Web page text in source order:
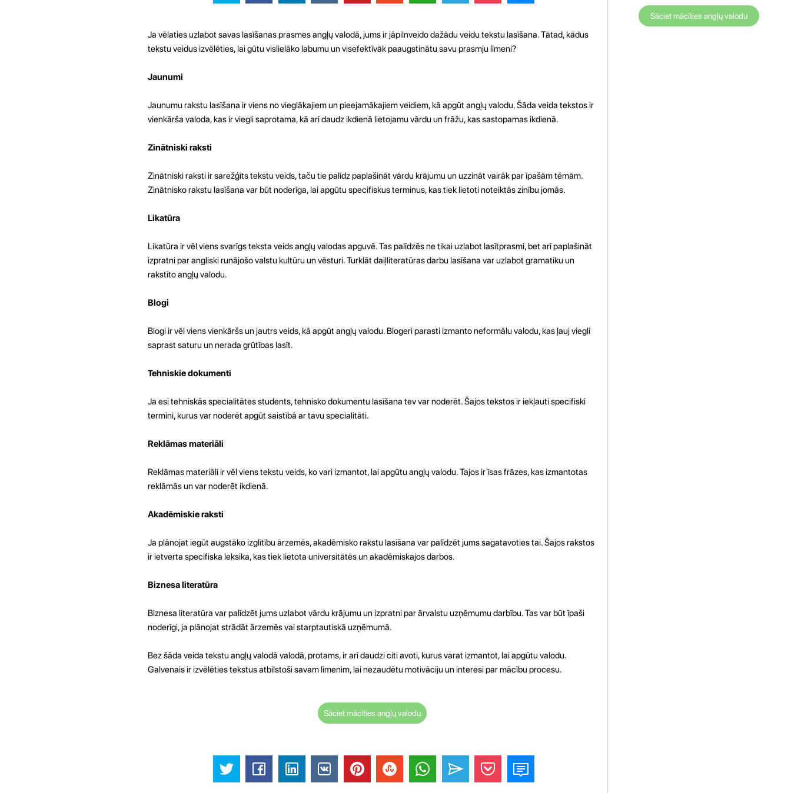
Ja vēlaties uzlabot savas lasīšanas prasmes angļų valodā, jums ir jāpilnveido dažādu veidu tekstu lasīšana. Tātad, kādus
tekstu veidus izvēlēties, lai gūtu vislielāko labumu un visefektīvāk paaugstinātu savu prasmju līmeni?
Jaunumi
Jaunumu rakstu lasīšana ir viens no vieglākajiem un pieejamākajiem veidiem, kā apgūt angļų valodu. Šāda veida tekstos ir
vienkārša valoda, kas ir viegli saprotama, kā arī daudz ikdienā lietojamu vārdu un frāžu, kas sastopamas ikdienā.
Zinātniski raksti
Zinātniski raksti ir sarežģīts tekstu veids, taču tie palīdz paplašināt vārdu krājumu un uzzināt vairāk par īpašām tēmām.
Zinātnisko rakstu lasīšana var būt noderīga, lai apgūtu specifiskus terminus, kas tiek lietoti noteiktās zinību jomās.
Likatūra
Likatūra ir vēl viens svarīgs teksta veids angļų valodas apguvē. Tas palīdzēs ne tikai uzlabot lasītprasmi, bet arī paplašināt
izpratni par angliski runājošo valstu kultūru un vēsturi. Turklāt daiļliteratūras darbu lasīšana var uzlabot gramatiku un
rakstīto angļų valodu.
Blogi
Blogi ir vēl viens vienkāršs un jautrs veids, kā apgūt angļų valodu. Blogeri parasti izmanto neformālu valodu, kas ļauj viegli
saprast saturu un nerada grūtības lasīt.
Tehniskie dokumenti
Ja esi tehniskās specialitātes students, tehnisko dokumentu lasīšana tev var noderēt. Šajos tekstos ir iekļauti specifiski
termini, kurus var noderēt apgūt saistībā ar tavu specialitāti.
Reklāmas materiāli
Reklāmas materiāli ir vēl viens tekstu veids, ko vari izmantot, lai apgūtu angļų valodu. Tajos ir īsas frāzes, kas izmantotas
reklāmās un var noderēt ikdienā.
Akadēmiskie raksti
Ja plānojat iegūt augstāko izglītību ārzemēs, akadēmisko rakstu lasīšana var palīdzēt jums sagatavoties tai. Šajos rakstos
ir ietverta specifiska leksika, kas tiek lietota universitātēs un akadēmiskajos darbos.
Biznesa literatūra
Biznesa literatūra var palīdzēt jums uzlabot vārdu krājumu un izpratni par ārvalstu uzņēmumu darbību. Tas var būt īpaši
noderīgi, ja plānojat strādāt ārzemēs vai starptautiskā uzņēmumā.
Bez šāda veida tekstu angļų valodā valodā, protams, ir arī daudzi citi avoti, kurus varat izmantot, lai apgūtu valodu.
Galvenais ir izvēlēties tekstus atbilstoši savam līmenim, lai nezaudētu motivāciju un interesi par mācību procesu.
Sāciet mācīties angļų valodu
Sāciet mācīties angļų valodu